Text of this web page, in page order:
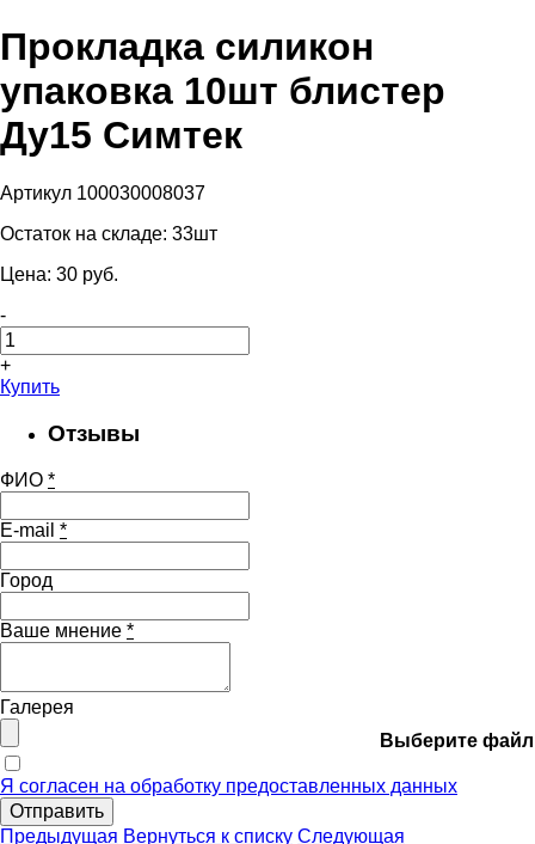
Прокладка силикон
упаковка 10шт блистер
Ду15 Симтек
Артикул 100030008037
Остаток на складе: 33шт
Цена: 30 pуб.
-
+
Купить
Отзывы
ФИО *
E-mail *
Город
Ваше мнение *
Галерея
Выберите файл
Я согласен на обработку предоставленных данных
Отправить
Предыдущая Вернуться к списку Следующая